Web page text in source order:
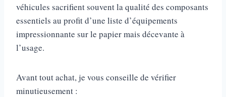
véhicules sacrifient souvent la qualité des composants
essentiels au profit d’une liste d’équipements
impressionnante sur le papier mais décevante à
l’usage.
Avant tout achat, je vous conseille de vérifier
minutieusement :